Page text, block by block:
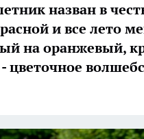
назван в
и все лето
на оранжевый,
цветочное